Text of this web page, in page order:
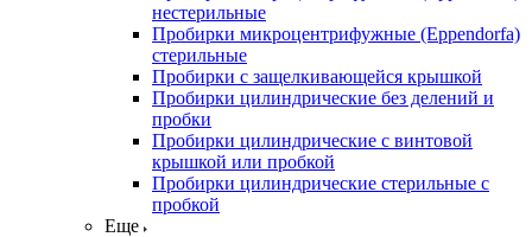
нестерильные
Пробирки микроцентрифужные (Eppendorfа)
стерильные
Пробирки с защелкивающейся крышкой
Пробирки цилиндрические без делений и
пробки
Пробирки цилиндрические с винтовой
крышкой или пробкой
Пробирки цилиндрические стерильные с
пробкой
Еще